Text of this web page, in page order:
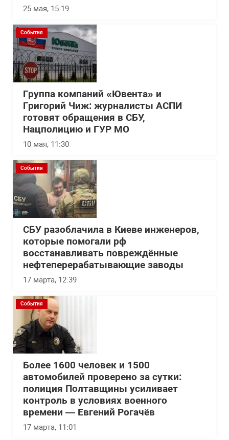
25 мая, 15:19
События
Группа компаний «Ювента» и
Григорий Чиж: журналисты АСПИ
готовят обращения в СБУ,
Нацполицию и ГУР МО
10 мая, 11:30
События
СБУ разоблачила в Киеве инженеров,
которые помогали рф
восстанавливать повреждённые
нефтеперерабатывающие заводы
17 марта, 12:39
События
Более 1600 человек и 1500
автомобилей проверено за сутки:
полиция Полтавщины усиливает
контроль в условиях военного
времени — Евгений Рогачёв
17 марта, 11:01